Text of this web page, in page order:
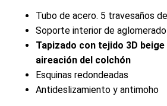
Tubo de acero. 5 travesaños
Soporte interior de aglomerado
Tapizado con tejido 3D
aireación del colchón
Esquinas redondeadas
Antideslizamiento y antimoho